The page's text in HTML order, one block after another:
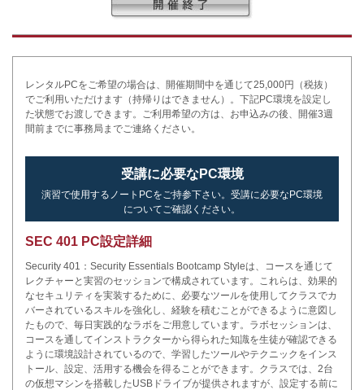
レンタルPCをご希望の場合は、開催期間中を通じて25,000円（税抜）
でご利用いただけます（持帰りはできません）。下記PC環境を設定し
た状態でお渡しできます。ご利用希望の方は、お申込みの後、開催3週
間前までに事務局までご連絡ください。
受講に必要なPC環境
演習で使用するノートPCをご持参下さい。受講に必要なPC環境
についてご確認ください。
SEC 401 PC設定詳細
Security 401：Security Essentials Bootcamp Styleは、コースを通じて
レクチャーと実習のセッションで構成されています。これらは、効果的
なセキュリティを実装するために、必要なツールを使用してクラスでカ
バーされているスキルを強化し、経験を積むことができるように意図し
たもので、毎日実践的なラボをご用意しています。ラボセッションは、
コースを通してインストラクターから得られた知識を生徒が確認できる
ように環境設計されているので、学習したツールやテクニックをインス
トール、設定、活用する機会を得ることができます。クラスでは、2台
の仮想マシンを搭載したUSBドライブが提供されますが、設定する前に